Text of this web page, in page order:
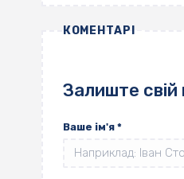
КОМЕНТАРІ
Залиште свій
Ваше ім'я *